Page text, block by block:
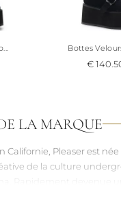
Bottes
€
LA MARQUE
Californie, Pleaser est
de la culture